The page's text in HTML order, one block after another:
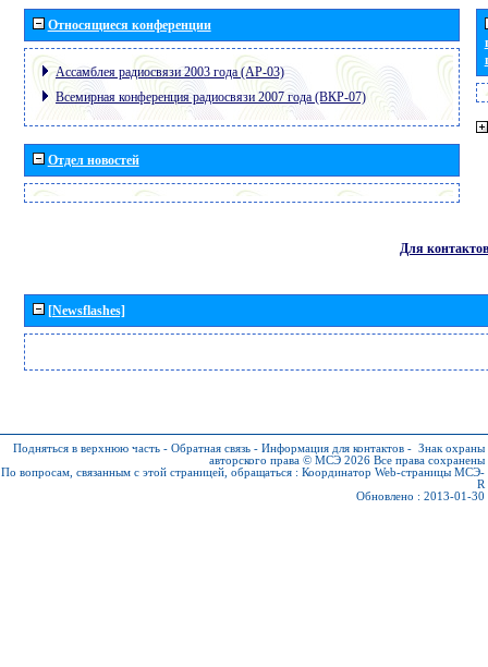
Относящиеся конференции
Ассамблея радиосвязи 2003 года (АР-03)
Всемирная конференция радиосвязи 2007 года (ВКР-07)
Отдел новостей
Для контактов
[Newsflashes]
Подняться в верхнюю часть - Обратная связь - Информация для контактов - Знак охраны
авторского права © МСЭ 2026 Все права сохранены
По вопросам, связанным с этой страницей, обращаться : Координатор Web-страницы МСЭ-
R
Обновлено : 2013-01-30